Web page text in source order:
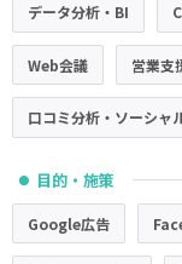
データ分析・BI
Web会議 営業支
口コミ分析・ソーシャ
● 目的・施策
Google広告